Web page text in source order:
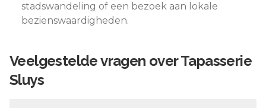
stadswandeling of een bezoek aan lokale
bezienswaardigheden.
Veelgestelde vragen overTapasserie
Sluys